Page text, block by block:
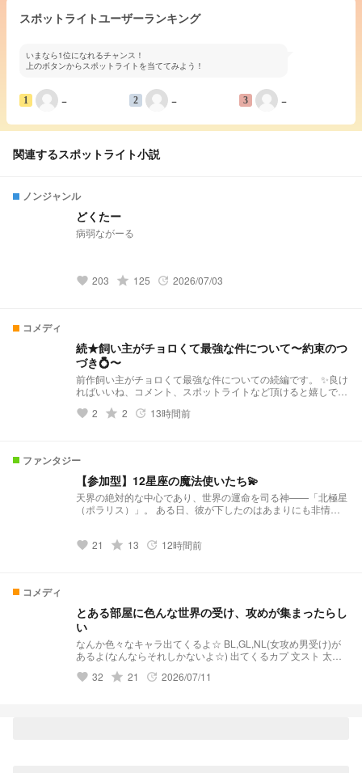
スポットライトユーザーランキング
いまなら1位になれるチャンス！
上のボタンからスポットライトを当ててみよう！
1 − 2 − 3 −
関連するスポットライト小説
ノンジャンル
どくたー
病弱ながーる
favorite 203 grade 125 update 2026/07/03
コメディ
続★飼い主がチョロくて最強な件について〜約束のつ
づき💍〜
前作飼い主がチョロくて最強な件についての続編です。 ✨️良け
ればいいね、コメント、スポットライトなど頂けると嬉しです
です。フィクションとしてお楽しみください。
favorite 2 grade 2 update 13時間前
ファンタジー
【参加型】12星座の魔法使いたち💫
天界の絶対的な中心であり、世界の運命を司る神——「北極星
（ポラリス）」。 ある日、彼が下したのはあまりにも非情な
き出した滅びのカウントダウン。 人々が絶望に伏せる中、勝
る仲間たちを集める旅に出る。 しかし、その行く手には北極
星に絶対の忠誠を誓う最強の近衛騎士団「北斗七星」が立ち塞
がる——！ 絶望の運命を打ち破り、世界の未来を掴み取るた
めに、星々の希望を背負った壮大な冒険が始まる！
favorite 21 grade 13 update 12時間前
コメディ
とある部屋に色んな世界の受け、攻めが集まったらし
い
なんか色々なキャラ出てくるよ☆ BL,GL,NL(女攻め男受け)が
あるよ(なんならそれしかないよ☆) 出てくるカプ 文スト 太
イ、ラギレオ、イデアズ、ジェイフロ プロセカ 類司、冬彰、
favorite 32 grade 21 update 2026/07/11